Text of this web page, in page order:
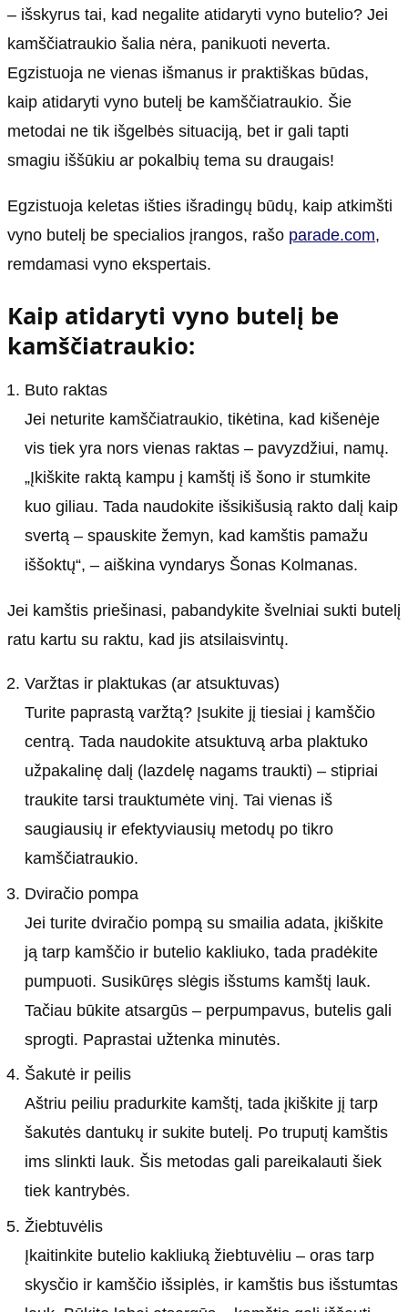
– išskyrus tai, kad negalite atidaryti vyno butelio? Jei
kamščiatraukio šalia nėra, panikuoti neverta.
Egzistuoja ne vienas išmanus ir praktiškas būdas,
kaip atidaryti vyno butelį be kamščiatraukio. Šie
metodai ne tik išgelbės situaciją, bet ir gali tapti
smagiu iššūkiu ar pokalbių tema su draugais!
Egzistuoja keletas išties išradingų būdų, kaip atkimšti
vyno butelį be specialios įrangos, rašo parade.com,
remdamasi vyno ekspertais.
Kaip atidaryti vyno butelį be
kamščiatraukio:
Buto raktas
Jei neturite kamščiatraukio, tikėtina, kad kišenėje
vis tiek yra nors vienas raktas – pavyzdžiui, namų.
„Įkiškite raktą kampu į kamštį iš šono ir stumkite
kuo giliau. Tada naudokite išsikišusią rakto dalį kaip
svertą – spauskite žemyn, kad kamštis pamažu
iššoktų“, – aiškina vyndarys Šonas Kolmanas.
Jei kamštis priešinasi, pabandykite švelniai sukti butelį
ratu kartu su raktu, kad jis atsilaisvintų.
Varžtas ir plaktukas (ar atsuktuvas)
Turite paprastą varžtą? Įsukite jį tiesiai į kamščio
centrą. Tada naudokite atsuktuvą arba plaktuko
užpakalinę dalį (lazdelę nagams traukti) – stipriai
traukite tarsi trauktumėte vinį. Tai vienas iš
saugiausių ir efektyviausių metodų po tikro
kamščiatraukio.
Dviračio pompa
Jei turite dviračio pompą su smailia adata, įkiškite
ją tarp kamščio ir butelio kakliuko, tada pradėkite
pumpuoti. Susikūręs slėgis išstums kamštį lauk.
Tačiau būkite atsargūs – perpumpavus, butelis gali
sprogti. Paprastai užtenka minutės.
Šakutė ir peilis
Aštriu peiliu pradurkite kamštį, tada įkiškite jį tarp
šakutės dantukų ir sukite butelį. Po truputį kamštis
ims slinkti lauk. Šis metodas gali pareikalauti šiek
tiek kantrybės.
Žiebtuvėlis
Įkaitinkite butelio kakliuką žiebtuvėliu – oras tarp
skysčio ir kamščio išsiplės, ir kamštis bus išstumtas